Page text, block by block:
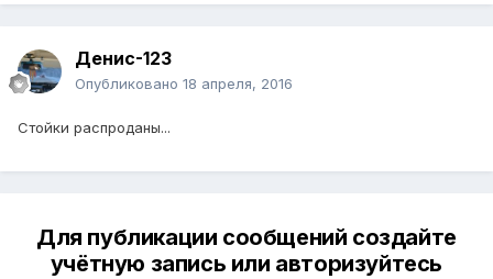
Денис-123
Опубликовано 18 апреля, 2016
Стойки распроданы...
Для публикации сообщений создайте
учётную запись или авторизуйтесь